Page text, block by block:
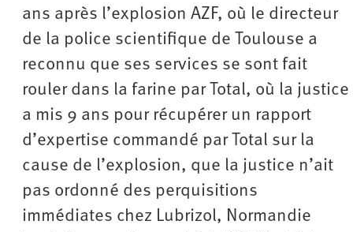
ans après l’explosion AZF, où le directeur
de la police scientifique de Toulouse a
reconnu que ses services se sont fait
rouler dans la farine par Total, où la justice
a mis 9 ans pour récupérer un rapport
d’expertise commandé par Total sur la
cause de l’explosion, que la justice n’ait
pas ordonné des perquisitions
immédiates chez Lubrizol, Normandie